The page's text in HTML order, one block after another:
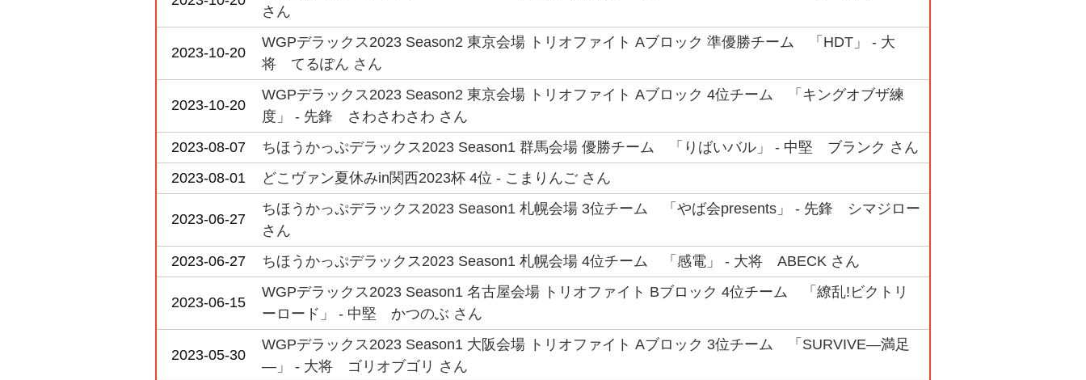
さん
2023-10-20
WGPデラックス2023 Season2 東京会場 トリオファイト Aブロック 準優勝チーム 「HDT」 - 大
将 てるぽん さん
2023-10-20
WGPデラックス2023 Season2 東京会場 トリオファイト Aブロック 4位チーム 「キングオブザ練
度」 - 先鋒 さわさわさわ さん
2023-08-07
ちほうかっぷデラックス2023 Season1 群馬会場 優勝チーム 「りばいバル」 - 中堅 ブランク さん
2023-08-01
どこヴァン夏休みin関西2023杯 4位 - こまりんご さん
2023-06-27
ちほうかっぷデラックス2023 Season1 札幌会場 3位チーム 「やば会presents」 - 先鋒 シマジロー
さん
2023-06-27
ちほうかっぷデラックス2023 Season1 札幌会場 4位チーム 「感電」 - 大将 ABECK さん
2023-06-15
WGPデラックス2023 Season1 名古屋会場 トリオファイト Bブロック 4位チーム 「繚乱!ビクトリ
ーロード」 - 中堅 かつのぶ さん
2023-05-30
WGPデラックス2023 Season1 大阪会場 トリオファイト Aブロック 3位チーム 「SURVIVE―満足
―」 - 大将 ゴリオブゴリ さん